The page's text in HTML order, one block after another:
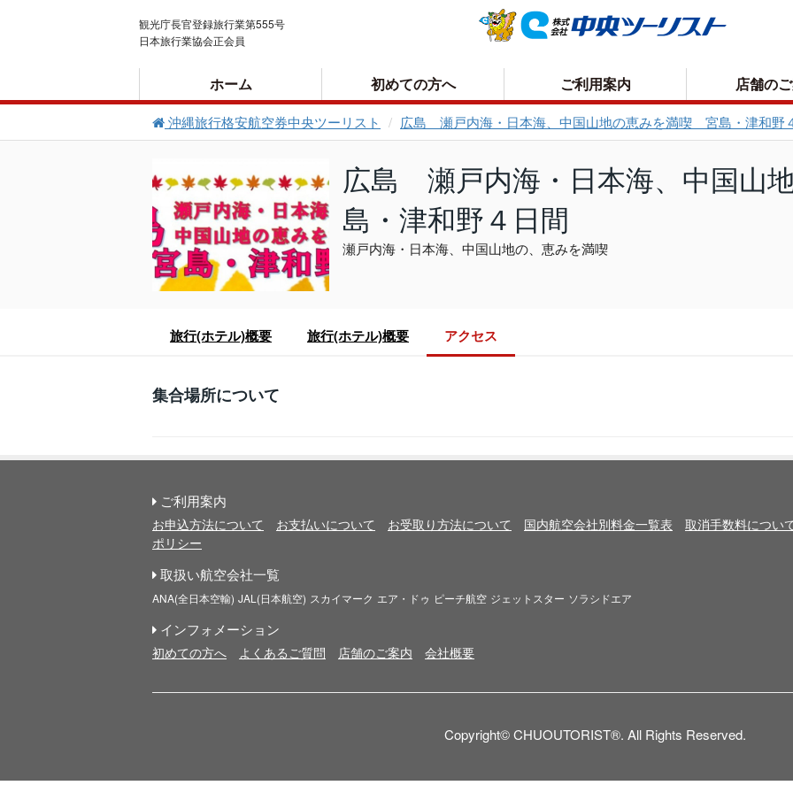
ホーム 初めての方へ ご利用案内
お支払いについて
お受取り方法について
プライバシーポリシー
店舗の
観光庁長官登録旅行業第555号
日本旅行業協会正会員
沖縄旅行格安航空券中央ツーリスト 広島 瀬戸内海・日本海、中国山地の恵みを満喫 宮島・津和野
広島 瀬戸内海・日本海、中国山
島・津和野４日間
瀬戸内海・日本海、中国山地の、恵みを満喫
旅行(ホテル)概要 旅行(ホテル)概要 アクセス
集合場所について
ご利用案内
お申込方法について お支払いについて お受取り方法について 国内航空会社別料金一覧表 取消手数料につい
ポリシー
取扱い航空会社一覧
ANA(全日本空輸) JAL(日本航空) スカイマーク エア・ドゥ ピーチ航空 ジェットスター ソラシドエア
インフォメーション
初めての方へ よくあるご質問 店舗のご案内 会社概要
Copyright© CHUOUTORIST®. All Rights Reserved.